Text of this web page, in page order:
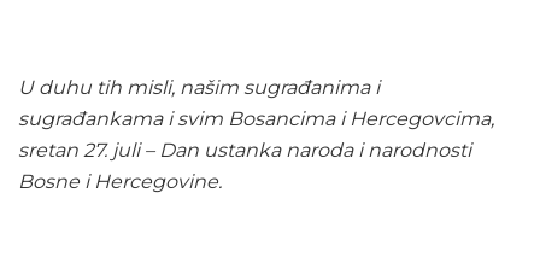
U duhu tih misli, našim sugrađanima i
sugrađankama i svim Bosancima i Hercegovcima,
sretan 27. juli – Dan ustanka naroda i narodnosti
Bosne i Hercegovine.